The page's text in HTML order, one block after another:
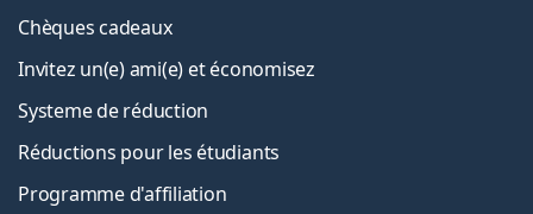
Chèques cadeaux
Invitez un(e) ami(e) et économisez
Systeme de réduction
Réductions pour les étudiants
Programme d'affiliation